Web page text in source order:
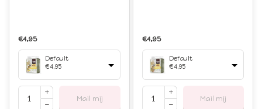
€4,95
Default
€4,95
Mail mij
€4,95
Default
€4,95
Mail mij